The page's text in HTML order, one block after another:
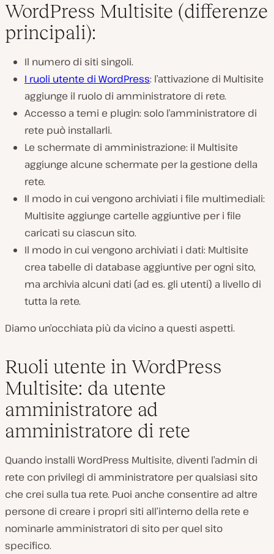
WordPress Multisite (differenze
principali):
Il numero di siti singoli.
I ruoli utente di WordPress: l’attivazione di Multisite
aggiunge il ruolo di amministratore di rete.
Accesso a temi e plugin: solo l’amministratore di
rete può installarli.
Le schermate di amministrazione: il Multisite
aggiunge alcune schermate per la gestione della
rete.
Il modo in cui vengono archiviati i file multimediali:
Multisite aggiunge cartelle aggiuntive per i file
caricati su ciascun sito.
Il modo in cui vengono archiviati i dati: Multisite
crea tabelle di database aggiuntive per ogni sito,
ma archivia alcuni dati (ad es. gli utenti) a livello di
tutta la rete.
Diamo un’occhiata più da vicino a questi aspetti.
Ruoli utente in WordPress
Multisite: da utente
amministratore ad
amministratore di rete
Quando installi WordPress Multisite, diventi l’admin di
rete con privilegi di amministratore per qualsiasi sito
che crei sulla tua rete. Puoi anche consentire ad altre
persone di creare i propri siti all’interno della rete e
nominarle amministratori di sito per quel sito
specifico.